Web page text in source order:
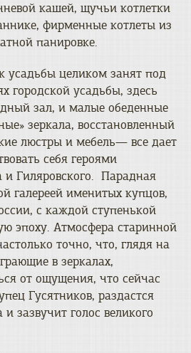
кашей, щучьи котлетки
фирменные котлеты из
панировке.
усадьбы целиком занят под
городской усадьбы, здесь
зал, и малые обеденные
зеркала, восстановленный
люстры и мебель― все дает
себя героями
и Гиляровского. Парадная
галереей именитых купцов,
с каждой ступенькой
эпоху. Атмосфера старинной
точно, что, глядя на
в зеркалах,
от ощущения, что сейчас
Гусятников, раздастся
зазвучит голос великого